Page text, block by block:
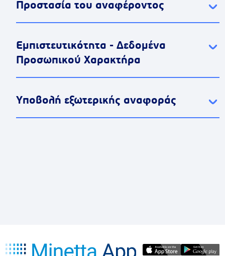
Προστασία του αναφέροντος
Εμπιστευτικότητα - Δεδομένα
Προσωπικού Χαρακτήρα
Υποβολή εξωτερικής αναφοράς